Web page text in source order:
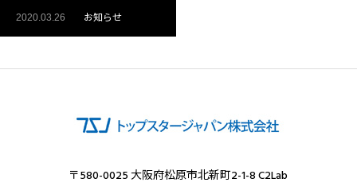
2020.03.26 お知らせ
〒580-0025 大阪府松原市北新町2-1-8 C2Lab